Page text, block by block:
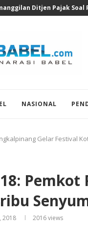
46 Juta Butir Obat
NASIONAL
Gelar Festival
2018 2016views